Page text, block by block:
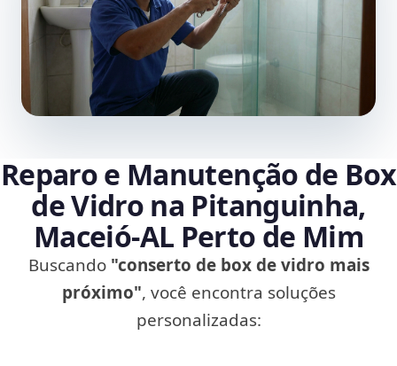
Reparo e Manutenção de Box
de Vidro na Pitanguinha,
Maceió‑AL Perto de Mim
Buscando "conserto de box de vidro mais
próximo", você encontra soluções
personalizadas: